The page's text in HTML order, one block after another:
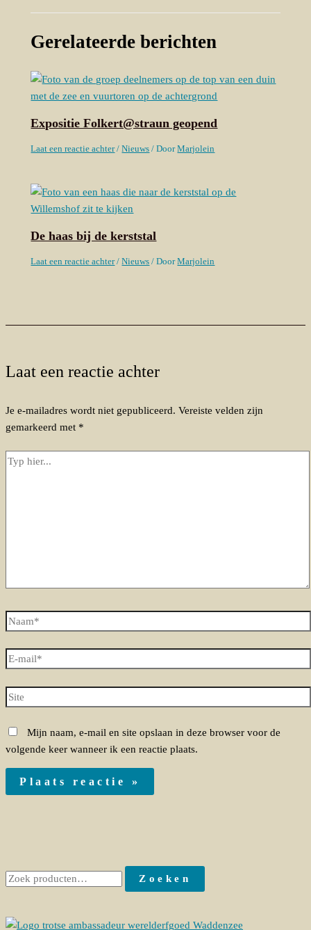
Zoeken
Gerelateerde berichten
Expositie Folkert@straun geopend
Laat een reactie achter /Nieuws / DoorMarjolein
De haas bij de kerststal
Laat een reactie achter /Nieuws / DoorMarjolein
Laat een reactie achter
Je e-mailadres wordt niet gepubliceerd. Vereiste velden zijn
gemarkeerd met *
Mijn naam, e-mail en site opslaan in deze browser voor de
volgende keer wanneer ik een reactie plaats.